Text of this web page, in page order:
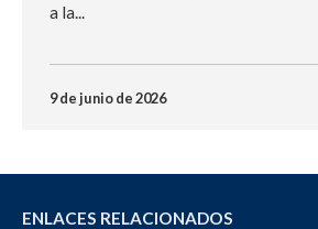
a la...
9 de junio de 2026
ENLACES RELACIONADOS